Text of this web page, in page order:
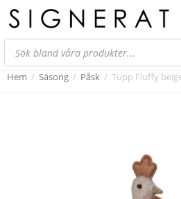
Hem / Säsong / Påsk / Tupp Fluffy